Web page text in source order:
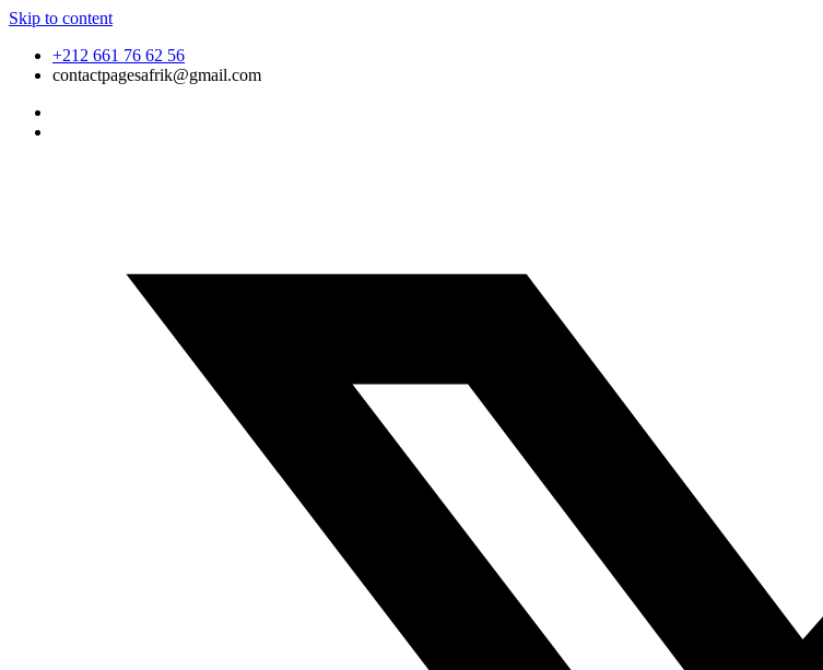
Skip to content
+212 661 76 62 56
contactpagesafrik@gmail.com